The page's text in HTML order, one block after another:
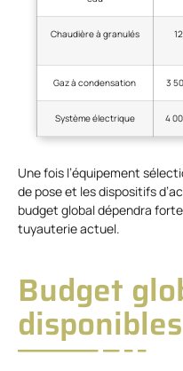
Chaudière à granulés
Gaz à condensation 3
Système électrique 4
Une fois l’équipement
de pose et les dispositifs
budget global dépendra
tuyauterie actuel.
Budget
disponibles